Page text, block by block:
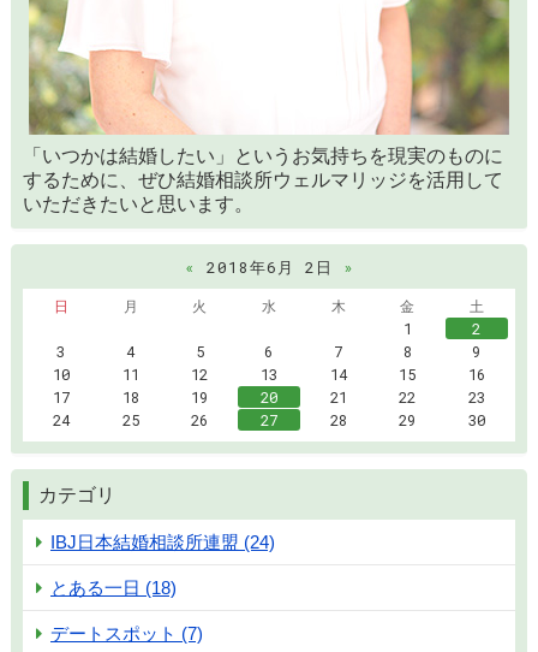
「いつかは結婚したい」というお気持ちを現実のものに
するために、ぜひ結婚相談所ウェルマリッジを活用して
いただきたいと思います。
« 2018年6月 2日
»
日
月 火 水 木 金
土
1
2
3
4 5 6 7 8
9
10
11 12 13 14 15
16
17
18 19 20 21 22
23
24
25 26 27 28 29 30
カテゴリ
IBJ日本結婚相談所連盟 (24)
とある一日 (18)
デートスポット (7)